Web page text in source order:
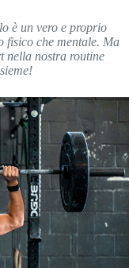
è un vero e proprio
fisico che mentale. Ma
nella nostra routine